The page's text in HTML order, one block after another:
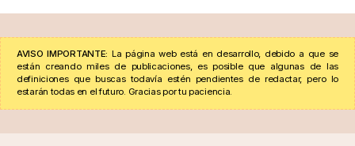
AVISO IMPORTANTE: La página web está en desarrollo, debido a que se
están creando miles de publicaciones, es posible que algunas de las
definiciones que buscas todavía estén pendientes de redactar, pero lo
estarán todas en el futuro. Gracias por tu paciencia.